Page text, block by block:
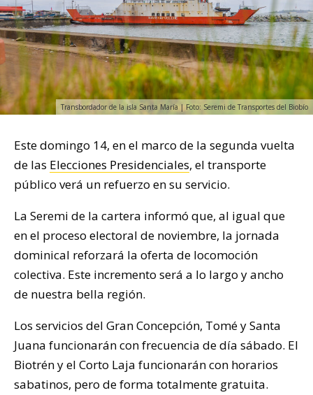
Transbordador de la isla Santa María | Foto: Seremi de Transportes del Biobío
Este domingo 14, en el marco de la segunda vuelta
de las Elecciones Presidenciales, el transporte
público verá un refuerzo en su servicio.
La Seremi de la cartera informó que, al igual que
en el proceso electoral de noviembre, la jornada
dominical reforzará la oferta de locomoción
colectiva. Este incremento será a lo largo y ancho
de nuestra bella región.
Los servicios del Gran Concepción, Tomé y Santa
Juana funcionarán con frecuencia de día sábado. El
Biotrén y el Corto Laja funcionarán con horarios
sabatinos, pero de forma totalmente gratuita.